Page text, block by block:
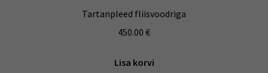
Tartanpleed fliisvoodriga
450.00 €
Lisa korvi